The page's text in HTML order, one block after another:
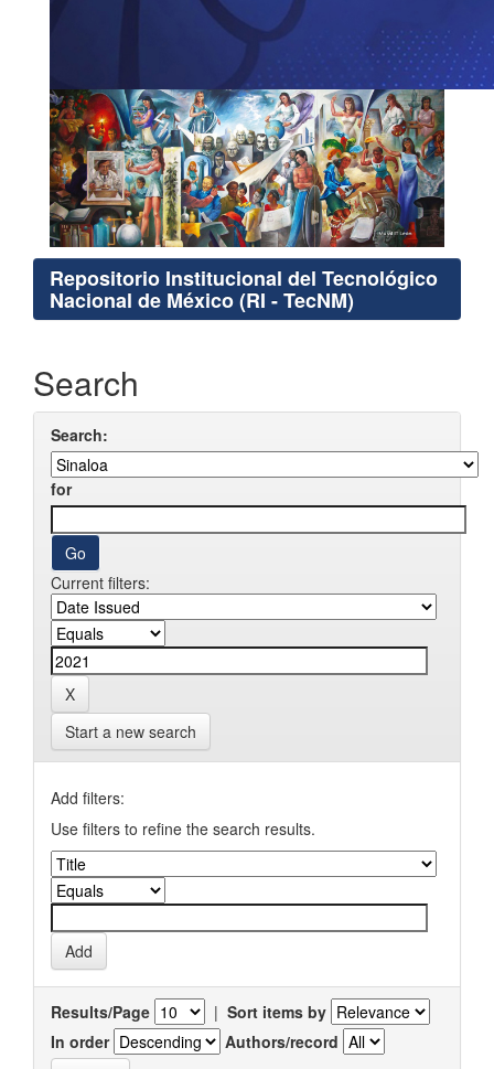
Repositorio Institucional del Tecnológico
Nacional de México (RI - TecNM)
Search
Search:
for
Current filters:
Start a new search
Add filters:
Use filters to refine the search results.
Results/Page | Sort items by
In order
Authors/record